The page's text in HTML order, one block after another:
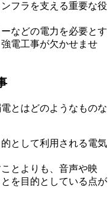
フラを支える重要な役
などの電力を必要とす
電工事が欠かせませ
とはどのようなものな
として利用される電気
とよりも、音声や映
を目的としている点が